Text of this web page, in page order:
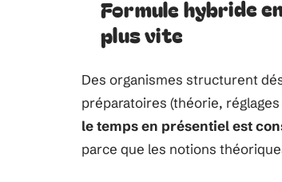
Formule hybride
plus vite
Des organismes structurent
préparatoires (théorie,
le temps en présentiel est
parce que les notions